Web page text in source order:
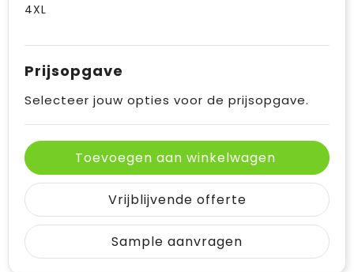
4XL
Prijsopgave
Selecteer jouw opties voor de prijsopgave.
Toevoegen aan winkelwagen
Vrijblijvende offerte
Sample aanvragen